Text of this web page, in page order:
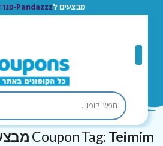
מבצעים לPandazzz-פנדזז
Coupon Tag: Teimim מבצעים